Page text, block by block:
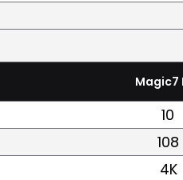
Magic7
10
108
4K